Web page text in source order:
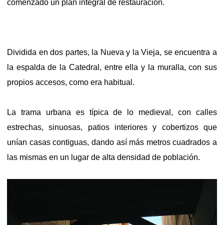
comenzado un plan integral de restauración.
Dividida en dos partes, la Nueva y la Vieja, se encuentra a
la espalda de la Catedral, entre ella y la muralla, con sus
propios accesos, como era habitual.
La trama urbana es típica de lo medieval, con calles
estrechas, sinuosas, patios interiores y cobertizos que
unían casas contiguas, dando así más metros cuadrados a
las mismas en un lugar de alta densidad de población.